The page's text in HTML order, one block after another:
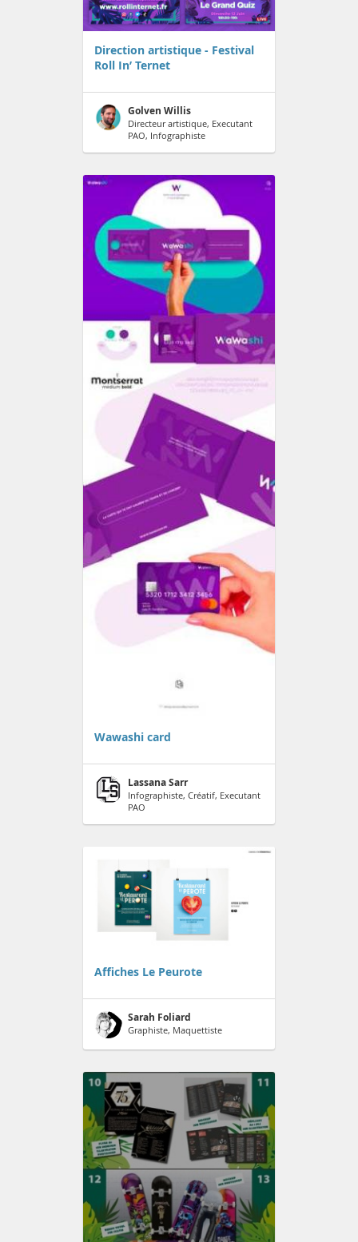
Direction artistique - Festival
Roll In’ Ternet
Golven Willis
Directeur artistique, Executant
PAO, Infographiste
Wawashi card
Lassana Sarr
Infographiste, Créatif, Executant
PAO
Affiches Le Peurote
Sarah Foliard
Graphiste, Maquettiste